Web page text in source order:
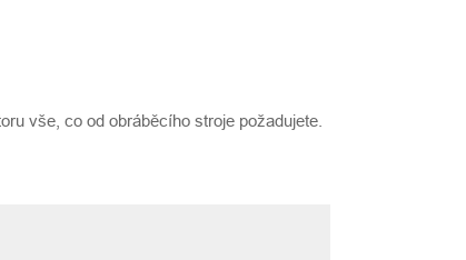
vše, co od obráběcího stroje požadujete.